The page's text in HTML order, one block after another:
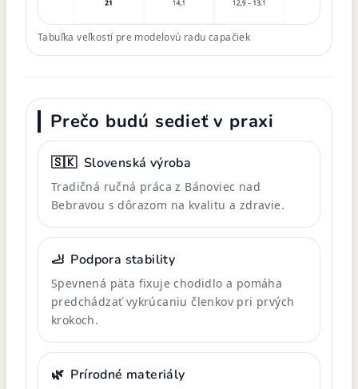
Tabuľka veľkostí pre modelovú radu capačiek
Prečo budú sedieť v praxi
🇸🇰 Slovenská výroba
Tradičná ručná práca z Bánoviec nad
Bebravou s dôrazom na kvalitu a zdravie.
🦶 Podpora stability
Spevnená päta fixuje chodidlo a pomáha
predchádzať vykrúcaniu členkov pri prvých
krokoch.
🌿 Prírodné materiály